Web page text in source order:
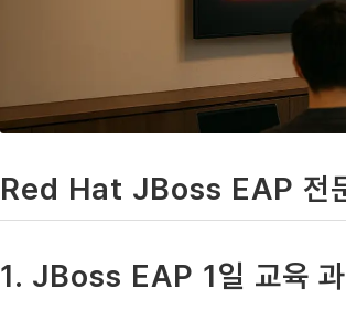
Red Hat JBoss EAP 전문
1. JBoss EAP 1일 교육